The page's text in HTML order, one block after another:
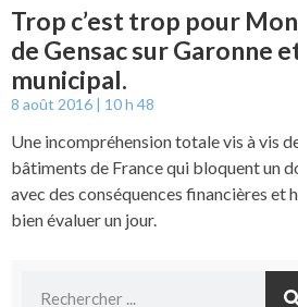
Trop c’est trop pour
de Gensac sur Garonne
municipal.
8 août 2016 10 h 48
Une incompréhension totale vis à vis
bâtiments de France qui bloquent un
avec des conséquences financières et
bien évaluer un jour.